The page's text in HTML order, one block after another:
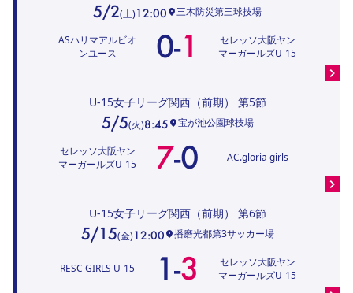
5/2(土)12:00 三木防災第三球技場
セレッソ大阪ヤン
マーガールズU-15
1
-
0
ASハリマアルビオ
ンユース
U-15女子リーグ関西（前期） 第5節
5/5(火)8:45 宝が池公園球技場
セレッソ大阪ヤン
マーガールズU-15
7-0 AC.gloria girls
U-15女子リーグ関西（前期） 第6節
5/15(金)12:00 播磨光都第3サッカー場
セレッソ大阪ヤン
マーガールズU-15
3
-
1
RESC GIRLS U-15